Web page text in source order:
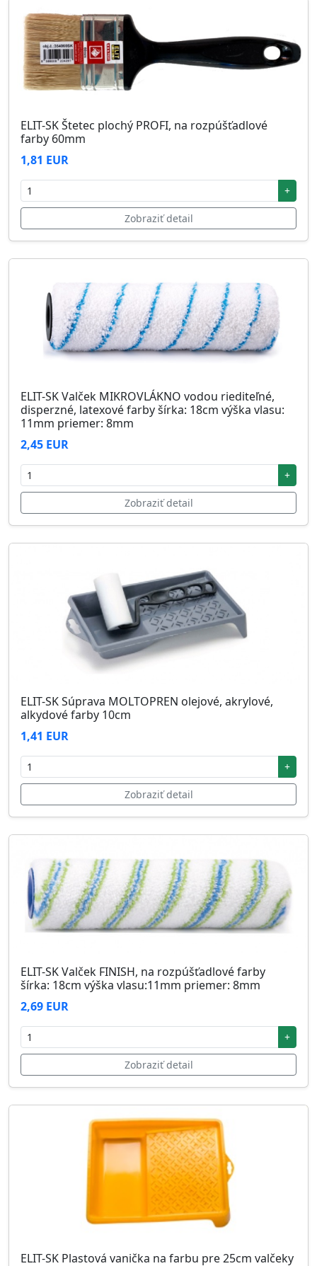
ELIT-SK Štetec plochý PROFI, na rozpúšťadlové
farby 60mm
1,81 EUR
+
Zobraziť detail
ELIT-SK Valček MIKROVLÁKNO vodou riediteľné,
disperzné, latexové farby šírka: 18cm výška vlasu:
11mm priemer: 8mm
2,45 EUR
+
Zobraziť detail
ELIT-SK Súprava MOLTOPREN olejové, akrylové,
alkydové farby 10cm
1,41 EUR
+
Zobraziť detail
ELIT-SK Valček FINISH, na rozpúšťadlové farby
šírka: 18cm výška vlasu:11mm priemer: 8mm
2,69 EUR
+
Zobraziť detail
ELIT-SK Plastová vanička na farbu pre 25cm valčeky